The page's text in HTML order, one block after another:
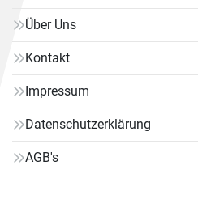
Über Uns
Kontakt
Impressum
Datenschutzerklärung
AGB's